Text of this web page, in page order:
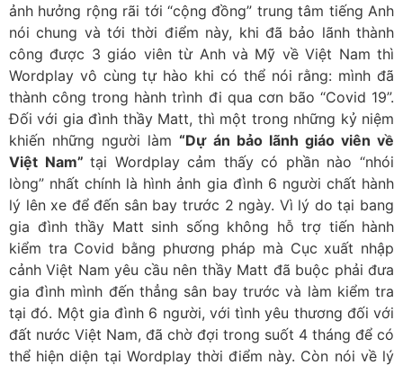
ảnh hưởng rộng rãi tới “cộng đồng” trung tâm tiếng Anh
nói chung và tới thời điểm này, khi đã bảo lãnh thành
công được 3 giáo viên từ Anh và Mỹ về Việt Nam thì
Wordplay vô cùng tự hào khi có thể nói rằng: mình đã
thành công trong hành trình đi qua cơn bão “Covid 19”.
Đối với gia đình thầy Matt, thì một trong những kỷ niệm
khiến những người làm“Dự án bảo lãnh giáo viên về
Việt Nam”tại Wordplay cảm thấy có phần nào “nhói
lòng” nhất chính là hình ảnh gia đình 6 người chất hành
lý lên xe để đến sân bay trước 2 ngày. Vì lý do tại bang
gia đình thầy Matt sinh sống không hỗ trợ tiến hành
kiểm tra Covid bằng phương pháp mà Cục xuất nhập
cảnh Việt Nam yêu cầu nên thầy Matt đã buộc phải đưa
gia đình mình đến thẳng sân bay trước và làm kiểm tra
tại đó. Một gia đình 6 người, với tình yêu thương đối với
đất nước Việt Nam, đã chờ đợi trong suốt 4 tháng để có
thể hiện diện tại Wordplay thời điểm này. Còn nói về lý